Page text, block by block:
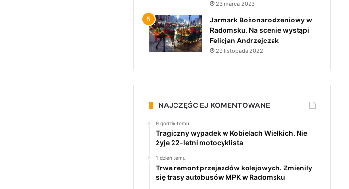
23 marca 2023
Jarmark Bożonarodzeniowy w
Radomsku. Na scenie wystąpi
Felicjan Andrzejczak
29 listopada 2022
NAJCZĘŚCIEJ KOMENTOWANE
9 godzin temu
Tragiczny wypadek w Kobielach Wielkich. Nie
żyje 22-letni motocyklista
1 dzień temu
Trwa remont przejazdów kolejowych. Zmieniły
się trasy autobusów MPK w Radomsku